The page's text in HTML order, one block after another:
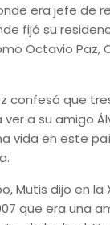
era jefe de
fijó su
Octavio Paz,
confesó que
a su amigo
vida en este
Mutis dijo en la
que era una